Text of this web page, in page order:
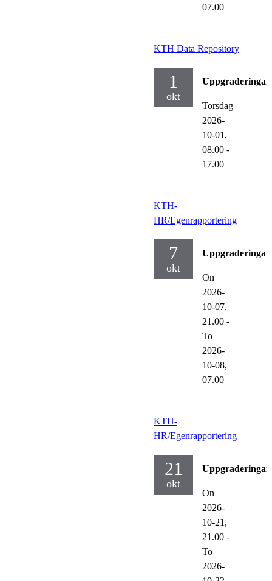
07.00
KTH Data Repository
1
okt
Uppgraderingar
Torsdag
2026-
10-01,
08.00 -
17.00
KTH-
HR/Egenrapportering
7
okt
Uppgraderingar
On
2026-
10-07,
21.00 -
To
2026-
10-08,
07.00
KTH-
HR/Egenrapportering
21
okt
Uppgraderingar
On
2026-
10-21,
21.00 -
To
2026-